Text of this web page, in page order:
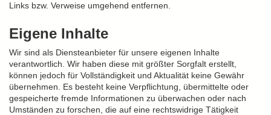
Links bzw. Verweise umgehend entfernen.
Eigene Inhalte
Wir sind als Diensteanbieter für unsere eigenen Inhalte
verantwortlich. Wir haben diese mit größter Sorgfalt erstellt,
können jedoch für Vollständigkeit und Aktualität keine Gewähr
übernehmen. Es besteht keine Verpflichtung, übermittelte oder
gespeicherte fremde Informationen zu überwachen oder nach
Umständen zu forschen, die auf eine rechtswidrige Tätigkeit